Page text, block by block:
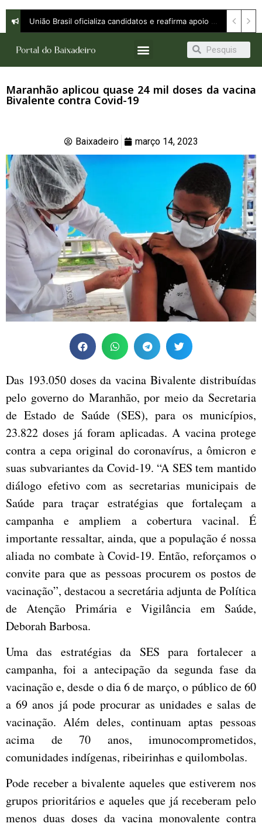
Maranhão aplicou quase 24 mil doses da vacina
Bivalente contra Covid-19
Baixadeiro março 14, 2023
Das 193.050 doses da vacina Bivalente distribuídas
pelo governo do Maranhão, por meio da Secretaria
de Estado de Saúde (SES), para os municípios,
23.822 doses já foram aplicadas. A vacina protege
contra a cepa original do coronavírus, a ômicron e
suas subvariantes da Covid-19. “A SES tem mantido
diálogo efetivo com as secretarias municipais de
Saúde para traçar estratégias que fortaleçam a
campanha e ampliem a cobertura vacinal. É
importante ressaltar, ainda, que a população é nossa
aliada no combate à Covid-19. Então, reforçamos o
convite para que as pessoas procurem os postos de
vacinação”, destacou a secretária adjunta de Política
de Atenção Primária e Vigilância em Saúde,
Deborah Barbosa.
Uma das estratégias da SES para fortalecer a
campanha, foi a antecipação da segunda fase da
vacinação e, desde o dia 6 de março, o público de 60
a 69 anos já pode procurar as unidades e salas de
vacinação. Além deles, continuam aptas pessoas
acima de 70 anos, imunocomprometidos,
comunidades indígenas, ribeirinhas e quilombolas.
Pode receber a bivalente aqueles que estiverem nos
grupos prioritários e aqueles que já receberam pelo
menos duas doses da vacina monovalente contra